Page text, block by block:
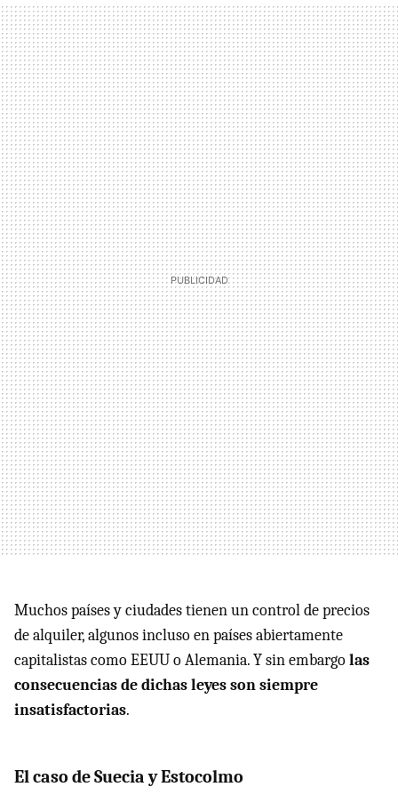
Muchos países y ciudades tienen un control de precios
de alquiler, algunos incluso en países abiertamente
capitalistas como EEUU o Alemania. Y sin embargolas
consecuencias de dichas leyes son siempre
insatisfactorias.
El caso de Suecia y Estocolmo